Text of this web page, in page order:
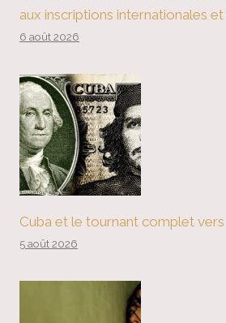
aux inscriptions internationales
6 août 2026
Cuba et le tournant complet
5 août 2026